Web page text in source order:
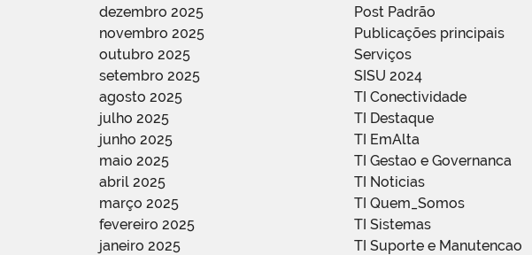
dezembro 2025
novembro 2025
outubro 2025
setembro 2025
agosto 2025
julho 2025
junho 2025
maio 2025
abril 2025
março 2025
fevereiro 2025
janeiro 2025
Post Padrão
Publicações principais
Serviços
SISU 2024
TI Conectividade
TI Destaque
TI EmAlta
TI Gestao e Governanca
TI Noticias
TI Quem_Somos
TI Sistemas
TI Suporte e Manutencao